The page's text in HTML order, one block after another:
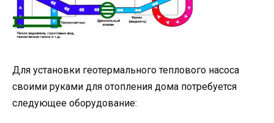
Для установки геотермального теплового насоса
своими руками для отопления дома потребуется
следующее оборудование: